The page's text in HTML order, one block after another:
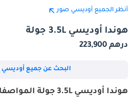
أنظر الجميع أوديسي صور
هوندا أوديسي 3.5L جولة
درهم 223,900
البحث عن جميع أوديسي
هوندا أوديسي 3.5L جولة المواصفات الأساسية